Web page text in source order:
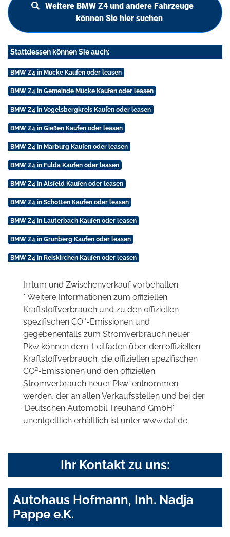
Weitere BMW Z4 und andere Fahrzeuge
können Sie hier suchen
Stattdessen können Sie auch:
BMW Z4 in Mücke Kaufen oder leasen
BMW Z4 in Gemeinde Mücke Kaufen oder leasen
BMW Z4 in Vogelsbergkreis Kaufen oder leasen
BMW Z4 in Gießen Kaufen oder leasen
BMW Z4 in Marburg Kaufen oder leasen
BMW Z4 in Fulda Kaufen oder leasen
BMW Z4 in Alsfeld Kaufen oder leasen
BMW Z4 in Schotten Kaufen oder leasen
BMW Z4 in Lauterbach Kaufen oder leasen
BMW Z4 in Grünberg Kaufen oder leasen
BMW Z4 in Reiskirchen Kaufen oder leasen
Irrtum und Zwischenverkauf vorbehalten.
* Weitere Informationen zum offiziellen
Kraftstoffverbrauch und zu den offiziellen
spezifischen CO2-Emissionen und
gegebenenfalls zum Stromverbrauch neuer
Pkw können dem 'Leitfaden über den offiziellen
Kraftstoffverbrauch, die offiziellen spezifischen
CO2-Emissionen und den offiziellen
Stromverbrauch neuer Pkw' entnommen
werden, der an allen Verkaufsstellen und bei der
'Deutschen Automobil Treuhand GmbH'
unentgeltlich erhältlich ist unter www.dat.de.
Ihr Kontakt zu uns:
Autohaus Hofmann, Inh. Nadja
Pappe e.K.